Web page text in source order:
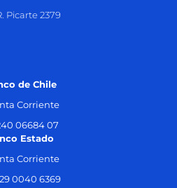
Picarte 2379
de Chile
Corriente
06684 07
Estado
Corriente
0040 6369